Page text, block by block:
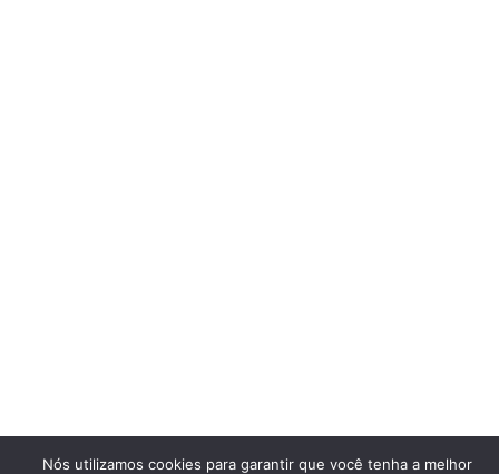
Nós utilizamos cookies para garantir que você tenha a melhor